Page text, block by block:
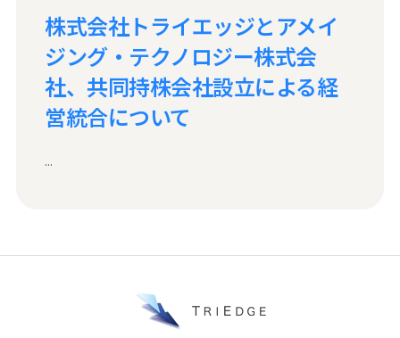
株式会社トライエッジとアメイ
ジング・テクノロジー株式会
社、共同持株会社設立による経
営統合について
...